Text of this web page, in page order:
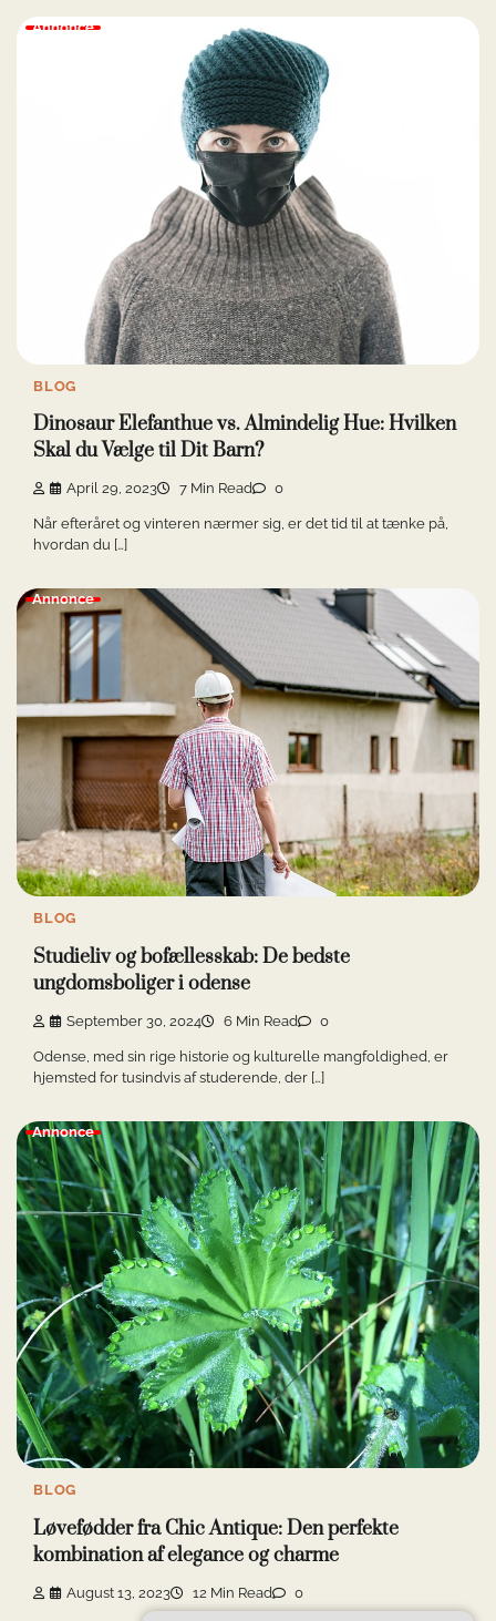
Annonce
BLOG
Dinosaur Elefanthue vs. Almindelig Hue: Hvilken
Skal du Vælge til Dit Barn?
April 29, 2023 7 Min Read 0
Når efteråret og vinteren nærmer sig, er det tid til at tænke på,
hvordan du […]
Annonce
BLOG
Studieliv og bofællesskab: De bedste
ungdomsboliger i odense
September 30, 2024 6 Min Read 0
Odense, med sin rige historie og kulturelle mangfoldighed, er
hjemsted for tusindvis af studerende, der […]
Annonce
BLOG
Løvefødder fra Chic Antique: Den perfekte
kombination af elegance og charme
August 13, 2023 12 Min Read 0